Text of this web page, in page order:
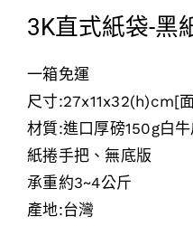
3K直式紙袋-黑
一箱免運
尺寸:27x11x32(h)cm[
材質:進口厚磅150g白
紙捲手把、無底版
承重約3~4公斤
產地:台灣